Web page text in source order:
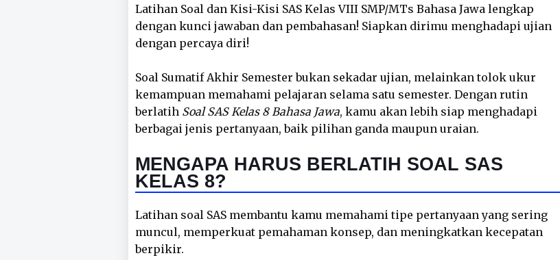
Latihan Soal dan Kisi-Kisi SAS Kelas VIII SMP/MTs Bahasa Jawa lengkap
dengan kunci jawaban dan pembahasan! Siapkan dirimu menghadapi ujian
dengan percaya diri!
Soal Sumatif Akhir Semester bukan sekadar ujian, melainkan tolok ukur
kemampuan memahami pelajaran selama satu semester. Dengan rutin
berlatih Soal SAS Kelas 8 Bahasa Jawa, kamu akan lebih siap menghadapi
berbagai jenis pertanyaan, baik pilihan ganda maupun uraian.
MENGAPA HARUS BERLATIH SOAL SAS
KELAS 8?
Latihan soal SAS membantu kamu memahami tipe pertanyaan yang sering
muncul, memperkuat pemahaman konsep, dan meningkatkan kecepatan
berpikir.